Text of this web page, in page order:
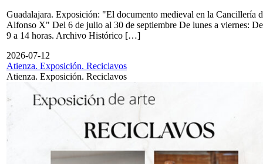
Guadalajara. Exposición: "El documento medieval en la Cancillería
Alfonso X" Del 6 de julio al 30 de septiembre De lunes a viernes: De
9 a 14 horas. Archivo Histórico […]
2026-07-12
Atienza. Exposición. Reciclavos
Atienza. Exposición. Reciclavos